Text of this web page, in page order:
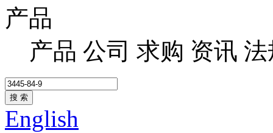
产品
产品 公司 求购 资讯 法
搜 索
English